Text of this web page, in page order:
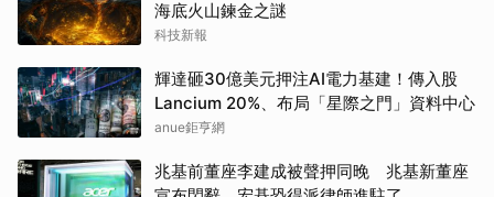
海底火山鍊金之謎
科技新報
輝達砸30億美元押注AI電力基建！傳入股
Lancium 20%、布局「星際之門」資料中心
anue鉅亨網
兆基前董座李建成被聲押同晚 兆基新董座